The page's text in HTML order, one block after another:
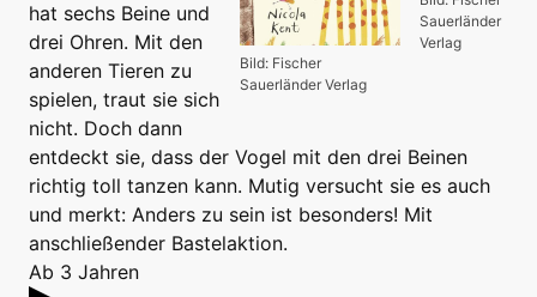
Sauerländer
Verlag
Bild: Fischer
Sauerländer Verlag
hat sechs Beine und
drei Ohren. Mit den
anderen Tieren zu
spielen, traut sie sich
nicht. Doch dann
entdeckt sie, dass der Vogel mit den drei Beinen
richtig toll tanzen kann. Mutig versucht sie es auch
und merkt: Anders zu sein ist besonders! Mit
anschließender Bastelaktion.
Ab 3 Jahren